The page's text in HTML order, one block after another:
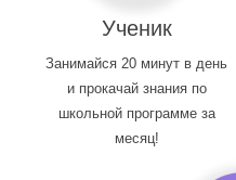
Ученик
Занимайся 20 минут в день
и прокачай знания по
школьной программе за
месяц!